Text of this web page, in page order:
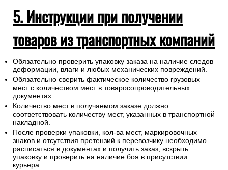
5. Инструкции при получении
товаров из транспортных компаний
Обязательно проверить упаковку заказа на наличие следов
деформации, влаги и любых механических повреждений.
Обязательно сверить фактическое количество грузовых
мест с количеством мест в товаросопроводительных
документах.
Количество мест в получаемом заказе должно
соответствовать количеству мест, указанных в транспортной
накладной.
После проверки упаковки, кол-ва мест, маркировочных
знаков и отсутствия претензий к перевозчику необходимо
расписаться в документах и получить заказ, вскрыть
упаковку и проверить на наличие боя в присутствии
курьера.